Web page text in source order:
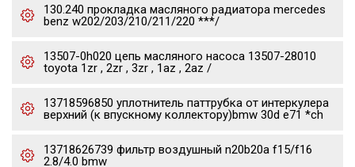
130.240 прокладка масляного радиатора mercedes
benz w202/203/210/211/220 ***/
13507-0h020 цепь масляного насоса 13507-28010
toyota 1zr , 2zr , 3zr , 1az , 2az /
13718596850 уплотнитель паттрубка от интеркулера
верхний (к впускному коллектору)bmw 30d e71 *ch
13718626739 фильтр воздушный n20b20a f15/f16
2.8/4.0 bmw